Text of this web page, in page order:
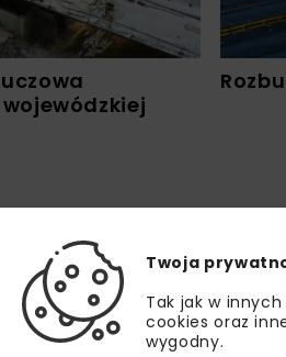
Twoja
Tak jak w
cookies oraz
wygodny.